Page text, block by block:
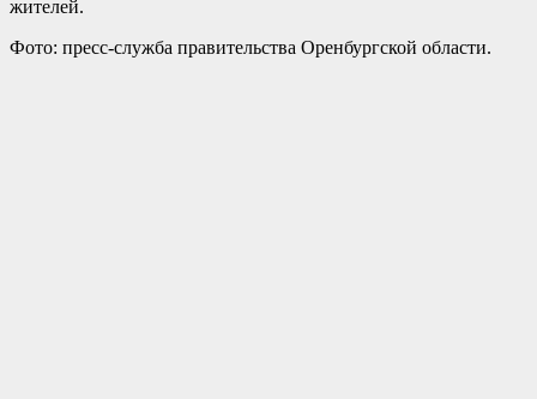
жителей.
Фото: пресс-служба правительства Оренбургской области.